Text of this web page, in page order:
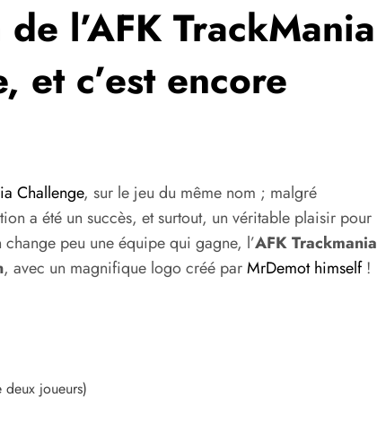
l’AFK TrackMania
et c’est encore
Challenge, sur le jeu du même nom ; malgré
a été un succès, et surtout, un véritable plaisir pour
change peu une équipe qui gagne, l’AFK Trackmania
, avec un magnifique logo créé parMrDemot himself!
joueurs)